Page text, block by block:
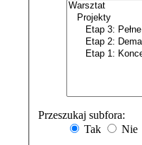
Przeszukaj subfora:
Tak
Nie